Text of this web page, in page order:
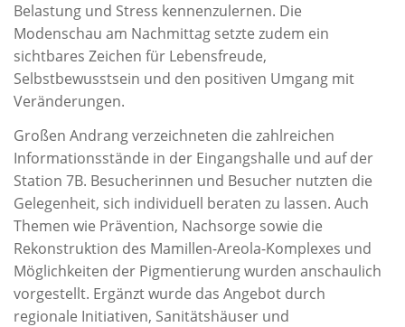
Belastung und Stress kennenzulernen. Die
Modenschau am Nachmittag setzte zudem ein
sichtbares Zeichen für Lebensfreude,
Selbstbewusstsein und den positiven Umgang mit
Veränderungen.
Großen Andrang verzeichneten die zahlreichen
Informationsstände in der Eingangshalle und auf der
Station 7B. Besucherinnen und Besucher nutzten die
Gelegenheit, sich individuell beraten zu lassen. Auch
Themen wie Prävention, Nachsorge sowie die
Rekonstruktion des Mamillen-Areola-Komplexes und
Möglichkeiten der Pigmentierung wurden anschaulich
vorgestellt. Ergänzt wurde das Angebot durch
regionale Initiativen, Sanitätshäuser und